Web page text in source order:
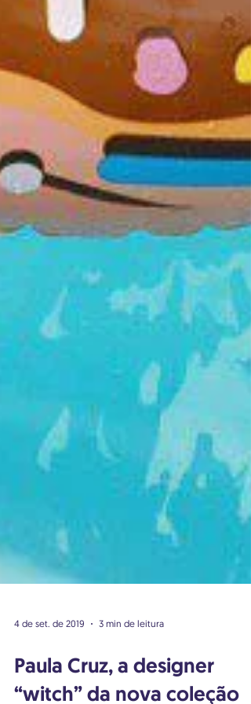
4 de set. de 2019 3 min de leitura